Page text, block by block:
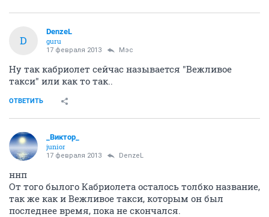
D
DenzeL
guru
17 февраля 2013 Мэс
Ну так кабриолет сейчас называется "Вежливое
такси" или как то так..
ОТВЕТИТЬ
_Виктор_
juniоr
17 февраля 2013 DenzeL
ннп
От того былого Кабриолета осталось толбко название,
так же как и Вежливое такси, которым он был
последнее время, пока не скончался.